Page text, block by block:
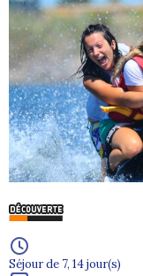
Séjour de 7, 14 jour(s)